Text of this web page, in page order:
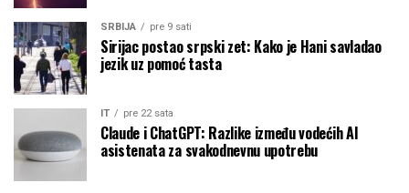
SRBIJA pre 9 sati
Sirijac postao srpski zet: Kako je Hani savladao
jezik uz pomoć tasta
IT pre 22 sata
Claude i ChatGPT: Razlike između vodećih AI
asistenata za svakodnevnu upotrebu